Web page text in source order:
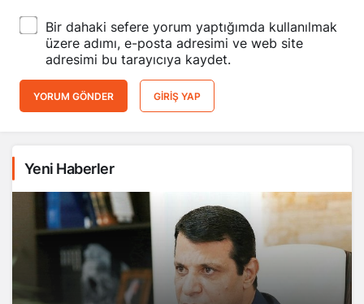
Bir dahaki sefere yorum yaptığımda kullanılmak
üzere adımı, e-posta adresimi ve web site
adresimi bu tarayıcıya kaydet.
YORUM GÖNDER GIRIŞ YAP
Yeni Haberler